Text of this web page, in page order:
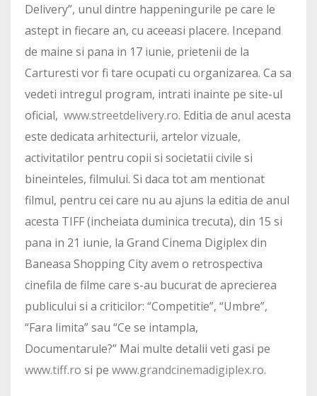
Delivery”, unul dintre happeningurile pe care le
astept in fiecare an, cu aceeasi placere. Incepand
de maine si pana in 17 iunie, prietenii de la
Carturesti vor fi tare ocupati cu organizarea. Ca sa
vedeti intregul program, intrati inainte pe site-ul
oficial, www.streetdelivery.ro. Editia de anul acesta
este dedicata arhitecturii, artelor vizuale,
activitatilor pentru copii si societatii civile si
bineinteles, filmului. Si daca tot am mentionat
filmul, pentru cei care nu au ajuns la editia de anul
acesta TIFF (incheiata duminica trecuta), din 15 si
pana in 21 iunie, la Grand Cinema Digiplex din
Baneasa Shopping City avem o retrospectiva
cinefila de filme care s-au bucurat de aprecierea
publicului si a criticilor: “Competitie”, “Umbre”,
“Fara limita” sau “Ce se intampla,
Documentarule?” Mai multe detalii veti gasi pe
www.tiff.ro si pe www.grandcinemadigiplex.ro.